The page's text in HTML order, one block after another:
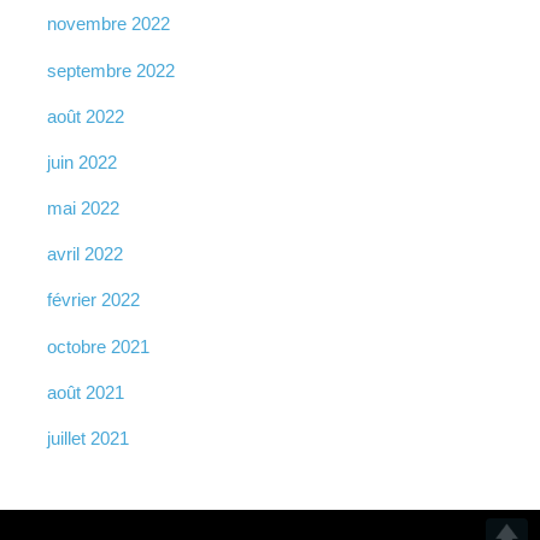
novembre 2022
septembre 2022
août 2022
juin 2022
mai 2022
avril 2022
février 2022
octobre 2021
août 2021
juillet 2021